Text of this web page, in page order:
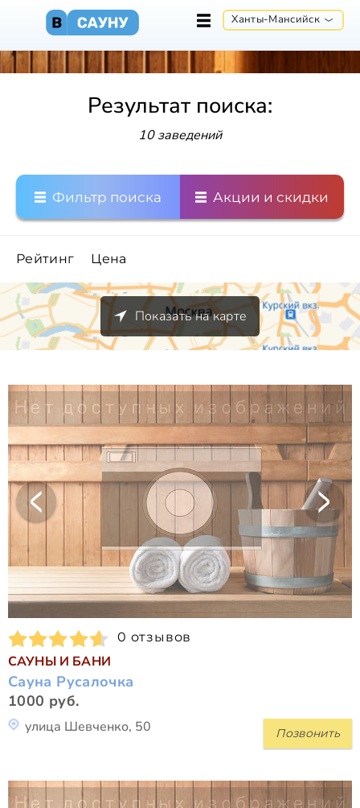
Ханты-Мансийск
Результат поиска:
10 заведений
Фильтр поиска Акции и скидки
Рейтинг Цена
Показать на карте
0 отзывов
САУНЫ И БАНИ
Сауна Русалочка
1000 руб.
Позвонить
улица Шевченко, 50